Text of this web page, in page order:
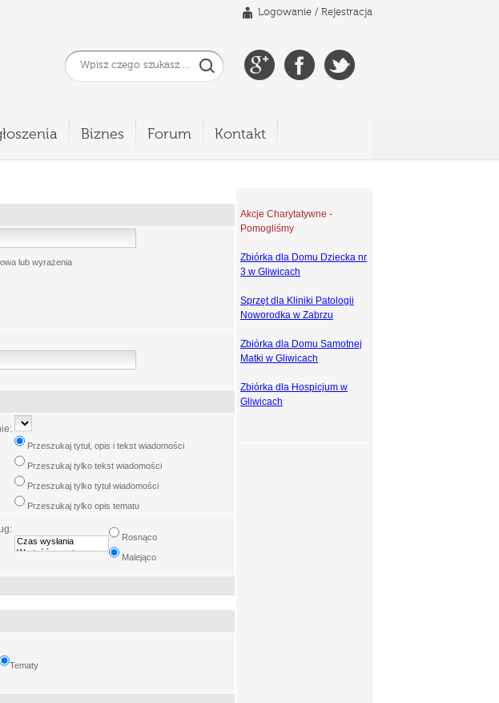
Logowanie / Rejestracja
Biznes Forum Kontakt
lub wyrażenia
Przeszukaj tytuł, opis i tekst wiadomości
Przeszukaj tylko tekst wiadomości
Przeszukaj tylko tytuł wiadomości
Przeszukaj tylko opis tematu
Rosnąco
Malejąco
Tematy
Akcje Charytatywne -
Pomogliśmy
Zbiórka dla Domu Dziecka nr
3 w Gliwicach
Sprzęt dla Kliniki Patologii
Noworodka w Zabrzu
Zbiórka dla Domu Samotnej
Matki w Gliwicach
Zbiórka dla Hospicjum w
Gliwicach